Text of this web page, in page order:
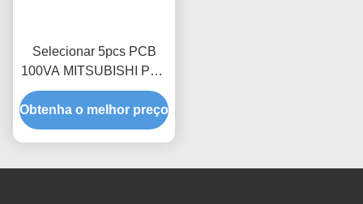
Selecionar 5pcs PCB
100VA MITSUBISHI PLC
Sensor doente PCB
Rejeito transportador
Obtenha o melhor preço